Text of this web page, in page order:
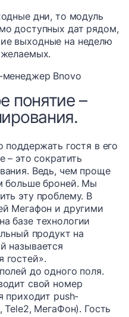
дни, то модуль
доступных дат рядом,
выходные на неделю
менеджер Bnovo
понятие –
гостя в его
– это сократить
Ведь, чем проще
больше броней. Мы
эту проблему. В
Мегафон и другими
базе технологии
продукт на
называется
гостей».
до одного поля.
свой номер
приходит push-
МегаФон). Гость